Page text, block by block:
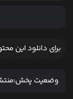
برای دانلود این
وضعیت پخش: